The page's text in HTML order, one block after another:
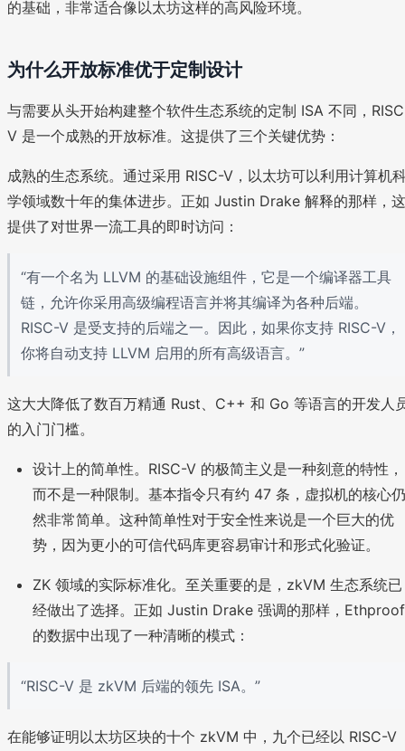
的基础，非常适合像以太坊这样的高风险环境。
为什么开放标准优于定制设计
与需要从头开始构建整个软件生态系统的定制 ISA 不同，
V 是一个成熟的开放标准。这提供了三个关键优势：
成熟的生态系统。通过采用 RISC-V，以太坊可以利用计算机
学领域数十年的集体进步。正如 Justin Drake 解释的那样，这
提供了对世界一流工具的即时访问：
“有一个名为 LLVM 的基础设施组件，它是一个编译器工具
链，允许你采用高级编程语言并将其编译为各种后端。
RISC-V 是受支持的后端之一。因此，如果你支持 RISC-V，
你将自动支持 LLVM 启用的所有高级语言。”
这大大降低了数百万精通 Rust、C++ 和 Go 等语言的开发人
的入门门槛。
设计上的简单性。RISC-V 的极简主义是一种刻意的特性，
而不是一种限制。基本指令只有约 47 条，虚拟机的核心仍
然非常简单。这种简单性对于安全性来说是一个巨大的优
势，因为更小的可信代码库更容易审计和形式化验证。
ZK 领域的实际标准化。至关重要的是，zkVM 生态系统已
经做出了选择。正如 Justin Drake 强调的那样，
的数据中出现了一种清晰的模式：
“RISC-V 是 zkVM 后端的领先 ISA。”
在能够证明以太坊区块的十个 zkVM 中，九个已经以 RISC-V